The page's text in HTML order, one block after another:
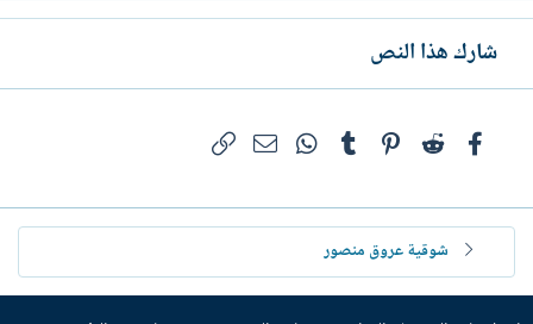
شارك هذا النص
فيسبوكReddit
Pinterest
Tumblr
WhatsAppالبريد الإلكتروني
شوقية عروق منصور